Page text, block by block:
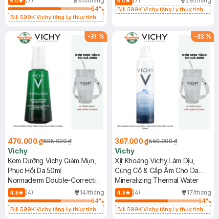
Shampoo Hairloss
64%
Bill 599K Vichy tặng Ly thủy tinh
Advanced Action Shampoo
Bill 599K Vichy tặng Ly thủy tinh
-31 %
476.000 ₫685.000 ₫
Vichy
Kem Dưỡng Vichy Giảm Mụn,
Phục Hồi Da 50ml
Normaderm Double-Correction
Moisturizing Care
4.8 (4)
14/tháng
64%
Bill 599K Vichy tặng Ly thủy tinh
-33 %
367.000 ₫550.000 ₫
Vichy
Xịt Khoáng Vichy Làm Dịu,
Củng Cố & Cấp Ẩm Cho Da
300ml
Mineralizing Thermal Water
4.8 (4)
17/tháng
64%
Bill 599K Vichy tặng Ly thủy tinh